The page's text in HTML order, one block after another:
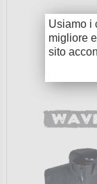
Usiamo i
migliore
sito